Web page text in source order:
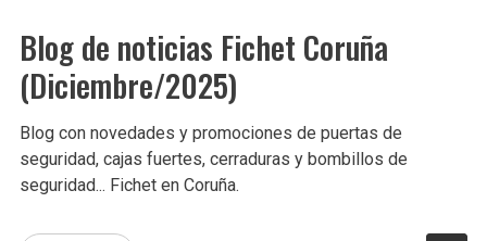
Spheris Xp
Forstyl
Duo G071
Puertas trastero
Blog de noticias Fichet Coruña
(Diciembre/2025)
Blog con novedades y promociones de puertas de
seguridad, cajas fuertes, cerraduras y bombillos de
seguridad... Fichet en Coruña.